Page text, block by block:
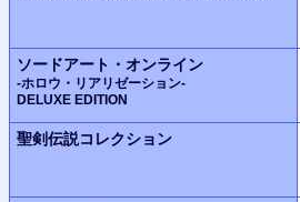
ソードアート・オンライン
-ホロウ・リアリゼーション-
DELUXE EDITION
聖剣伝説コレクション